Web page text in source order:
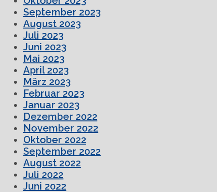
September 2023
August 2023
Juli 2023
Juni 2023
Mai 2023
April 2023
März 2023
Februar 2023
Januar 2023
Dezember 2022
November 2022
Oktober 2022
September 2022
August 2022
Juli 2022
Juni 2022